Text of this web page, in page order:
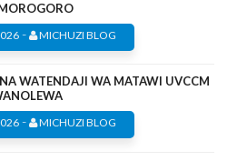
- MICHUZI BLOG
WATENDAJI WA MATAWI UVCCM
- MICHUZI BLOG